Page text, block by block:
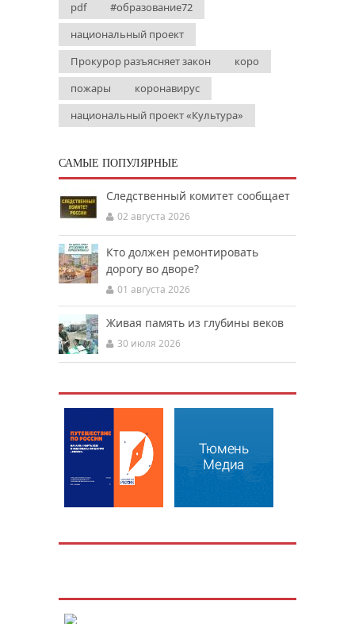
pdf
#образование72
национальный проект
Прокурор разъясняет закон
коро
пожары
коронавирус
национальный проект «Культура»
САМЫЕ ПОПУЛЯРНЫЕ
Следственный комитет сообщает
02 августа 2026
Кто должен ремонтировать
дорогу во дворе?
01 августа 2026
Живая память из глубины веков
30 июля 2026